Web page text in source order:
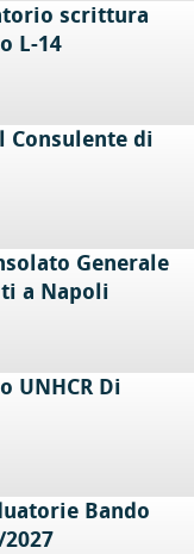
scrittura
L-14
Consulente di
Generale
a Napoli
UNHCR Di
Bando